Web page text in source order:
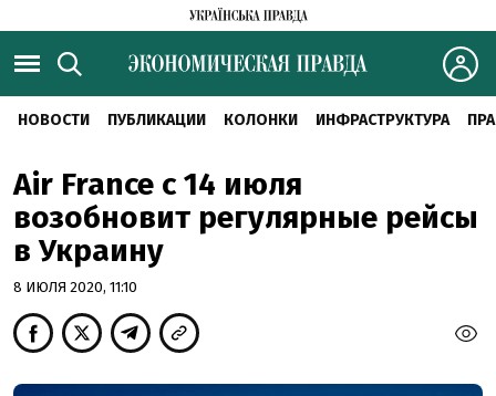
НОВОСТИ ПУБЛИКАЦИИ КОЛОНКИ ИНФРАСТРУКТУРА
Air France с 14 июля
возобновит регулярные рейсы
в Украину
8 ИЮЛЯ 2020, 11:10